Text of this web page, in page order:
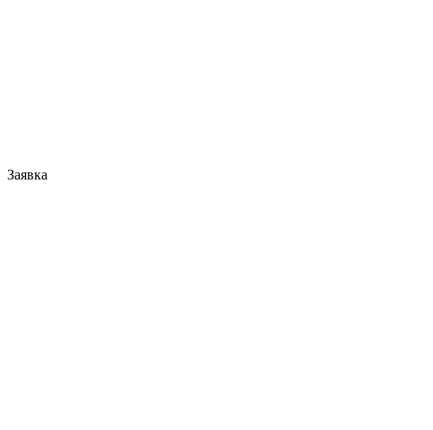
Заявка